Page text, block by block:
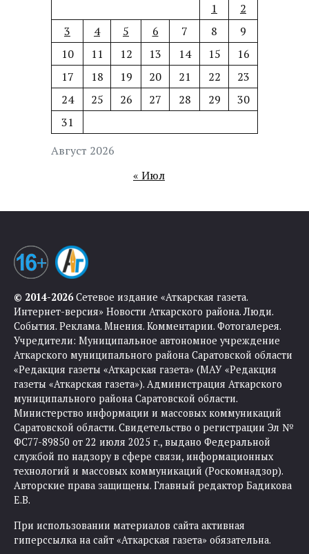
Август 2026
1
2
3
4 5 6 7 8
9
10
11 12 13 14 15
16
17
18 19 20 21 22
23
24
25 26 27 28 29
30
31
« Июл
© 2014-2026Сетевое издание «Аткарская газета.
Интернет-версия» Новости Аткарского района. Люди.
События. Реклама. Мнения. Комментарии. Фотогалерея.
Учредители: Муниципальное автономное учреждение
Аткарского муниципального района Саратовской области
«Редакция газеты «Аткарская газета» (МАУ «Редакция
газеты «Аткарская газета»). Администрация Аткарского
муниципального района Саратовской области.
Министерство информации и массовых коммуникаций
Саратовской области. Свидетельство о регистрации Эл №
ФС77-89850 от 22 июля 2025 г., выдано Федеральной
службой по надзору в сфере связи, информационных
технологий и массовых коммуникаций (Роскомнадзор).
Авторские права защищены. Главный редактор Бадикова
Е.В.
При использовании материалов сайта активная
гиперссылка на сайт «Аткарская газета» обязательна.